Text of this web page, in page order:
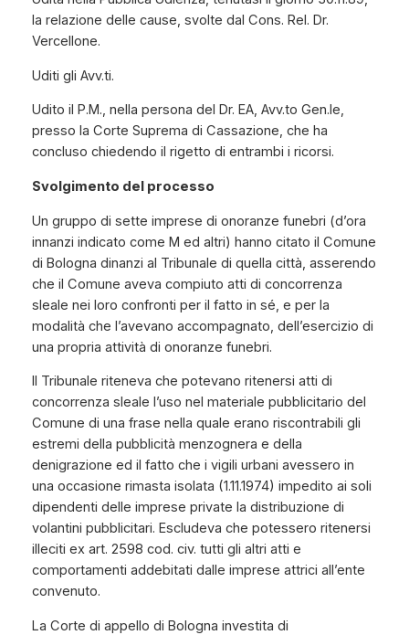
la relazione delle cause, svolte dal Cons. Rel. Dr.
Vercellone.
Uditi gli Avv.ti.
Udito il P.M., nella persona del Dr. EA, Avv.to Gen.le,
presso la Corte Suprema di Cassazione, che ha
concluso chiedendo il rigetto di entrambi i ricorsi.
Svolgimento del processo
Un gruppo di sette imprese di onoranze funebri (d’ora
innanzi indicato come M ed altri) hanno citato il Comune
di Bologna dinanzi al Tribunale di quella città, asserendo
che il Comune aveva compiuto atti di concorrenza
sleale nei loro confronti per il fatto in sé, e per la
modalità che l’avevano accompagnato, dell’esercizio di
una propria attività di onoranze funebri.
Il Tribunale riteneva che potevano ritenersi atti di
concorrenza sleale l’uso nel materiale pubblicitario del
Comune di una frase nella quale erano riscontrabili gli
estremi della pubblicità menzognera e della
denigrazione ed il fatto che i vigili urbani avessero in
una occasione rimasta isolata (1.11.1974) impedito ai soli
dipendenti delle imprese private la distribuzione di
volantini pubblicitari. Escludeva che potessero ritenersi
illeciti ex art. 2598 cod. civ. tutti gli altri atti e
comportamenti addebitati dalle imprese attrici all’ente
convenuto.
La Corte di appello di Bologna investita di